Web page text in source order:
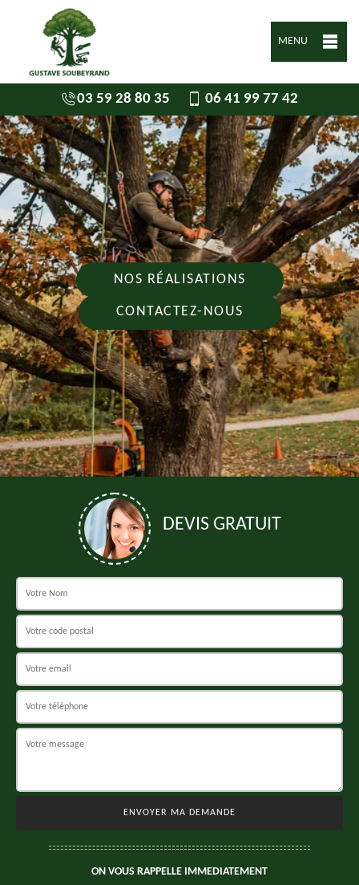
MENU
03 59 28 80 35 06 41 99 77 42
NOS RÉALISATIONS
CONTACTEZ-NOUS
DEVIS GRATUIT
ON VOUS RAPPELLE IMMEDIATEMENT